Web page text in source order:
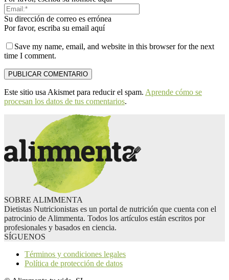
Su dirección de correo es errónea
Por favor, escriba su email aquí
Save my name, email, and website in this browser for the next
time I comment.
Este sitio usa Akismet para reducir el spam. Aprende cómo se
procesan los datos de tus comentarios.
SOBRE ALIMMENTA
Dietistas Nutricionistas es un portal de nutrición que cuenta con el
patrocinio de Alimmenta. Todos los artículos están escritos por
profesionales y basados en ciencia.
SÍGUENOS
Términos y condiciones legales
Política de protección de datos